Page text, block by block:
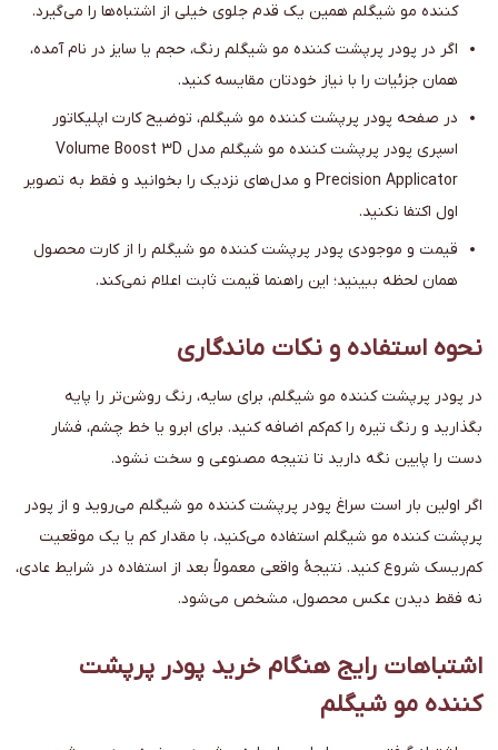
کننده مو شیگلم همین یک قدم جلوی خیلی از اشتباه‌ها را می‌گیرد.
اگر در پودر پرپشت کننده مو شیگلم رنگ، حجم یا سایز در نام آمده،
همان جزئیات را با نیاز خودتان مقایسه کنید.
در صفحه پودر پرپشت کننده مو شیگلم، توضیح کارت اپلیکاتور
اسپری پودر پرپشت کننده مو شیگلم مدل Volume Boost 3D
Precision Applicator و مدل‌های نزدیک را بخوانید و فقط به تصویر
اول اکتفا نکنید.
قیمت و موجودی پودر پرپشت کننده مو شیگلم را از کارت محصول
همان لحظه ببینید؛ این راهنما قیمت ثابت اعلام نمی‌کند.
نحوه استفاده و نکات ماندگاری
در پودر پرپشت کننده مو شیگلم، برای سایه، رنگ روشن‌تر را پایه
بگذارید و رنگ تیره را کم‌کم اضافه کنید. برای ابرو یا خط چشم، فشار
دست را پایین نگه دارید تا نتیجه مصنوعی و سخت نشود.
اگر اولین بار است سراغ پودر پرپشت کننده مو شیگلم می‌روید و از پودر
پرپشت کننده مو شیگلم استفاده می‌کنید، با مقدار کم یا یک موقعیت
کم‌ریسک شروع کنید. نتیجهٔ واقعی معمولاً بعد از استفاده در شرایط عادی،
نه فقط دیدن عکس محصول، مشخص می‌شود.
اشتباهات رایج هنگام خرید پودر پرپشت
کننده مو شیگلم